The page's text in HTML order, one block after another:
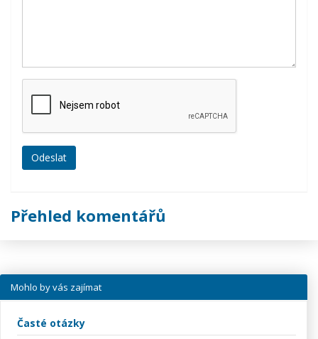
Přehled komentářů
Mohlo by vás zajímat
Časté otázky